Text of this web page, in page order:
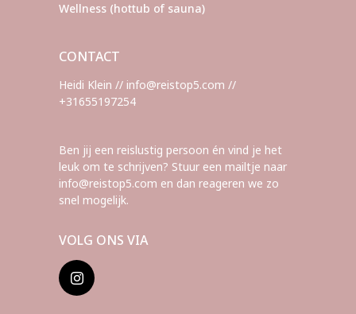
Wellness (hottub of sauna)
CONTACT
Heidi Klein // info@reistop5.com //
+31655197254
Ben jij een reislustig persoon én vind je het
leuk om te schrijven? Stuur een mailtje naar
info@reistop5.com en dan reageren we zo
snel mogelijk.
VOLG ONS VIA